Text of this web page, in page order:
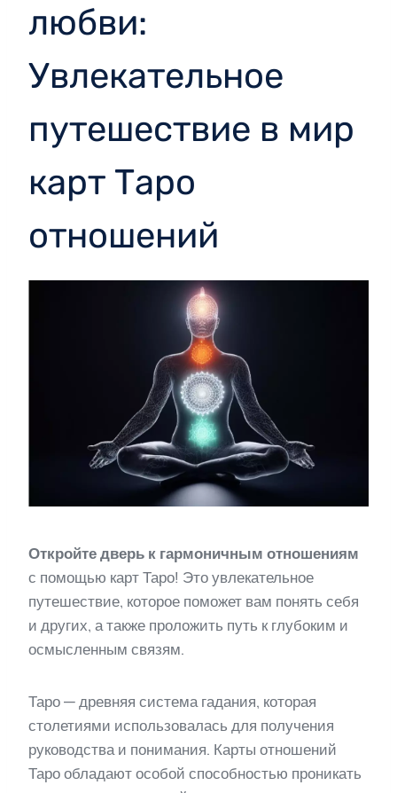
любви:
Увлекательное
путешествие в мир
карт Таро
отношений
Откройте дверь к гармоничным отношениям
с помощью карт Таро! Это увлекательное
путешествие, которое поможет вам понять себя
и других, а также проложить путь к глубоким и
осмысленным связям.
Таро — древняя система гадания, которая
столетиями использовалась для получения
руководства и понимания. Карты отношений
Таро обладают особой способностью проникать